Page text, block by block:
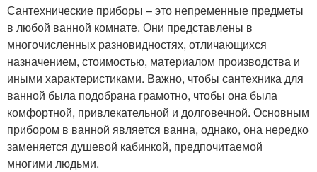
Сантехнические приборы – это непременные предметы
в любой ванной комнате. Они представлены в
многочисленных разновидностях, отличающихся
назначением, стоимостью, материалом производства и
иными характеристиками. Важно, чтобы сантехника для
ванной была подобрана грамотно, чтобы она была
комфортной, привлекательной и долговечной. Основным
прибором в ванной является ванна, однако, она нередко
заменяется душевой кабинкой, предпочитаемой
многими людьми.